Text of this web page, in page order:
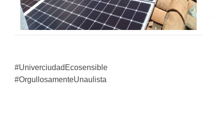
#UniverciudadEcosensible
#OrgullosamenteUnaulista